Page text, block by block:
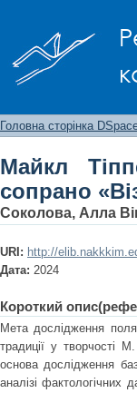
Головна сторінка
Майкл
сопрано
Соколова, Алла
URI: http://
Дата: 2024
Короткий
Мета дослідження
традиції у творчості
основа дослідження
аналізі